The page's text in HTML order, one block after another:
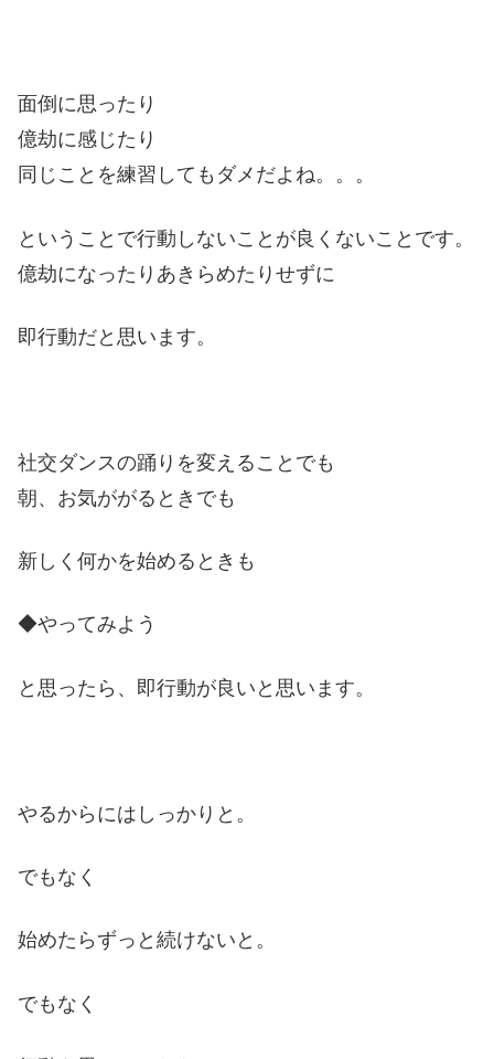
面倒に思ったり
億劫に感じたり
同じことを練習してもダメだよね。。。
ということで行動しないことが良くないことです。
億劫になったりあきらめたりせずに
即行動だと思います。
社交ダンスの踊りを変えることでも
朝、お気ががるときでも
新しく何かを始めるときも
◆やってみよう
と思ったら、即行動が良いと思います。
やるからにはしっかりと。
でもなく
始めたらずっと続けないと。
でもなく